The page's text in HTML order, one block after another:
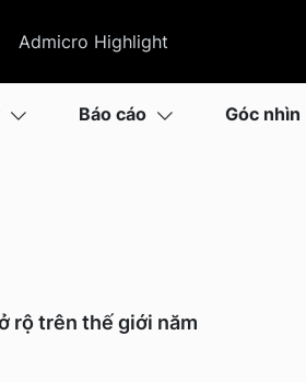
Admicro Highlight
Báo cáo Góc nhìn
rộ trên thế giới năm